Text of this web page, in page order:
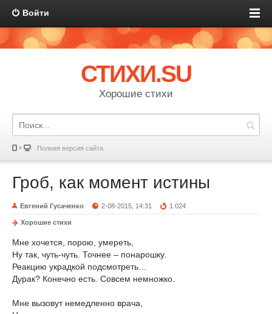
Войти
СТИХИ.SU
Хорошие стихи
Полная версия сайта
Гроб, как момент истины
Евгений Гусаченко 2-08-2015, 14:31 1 024
Хорошие стихи
Мне хочется, порою, умереть,
Ну так, чуть-чуть. Точнее – понарошку.
Реакцию украдкой подсмотреть…
Дурак? Конечно есть. Совсем немножко.
Мне вызовут немедленно врача,